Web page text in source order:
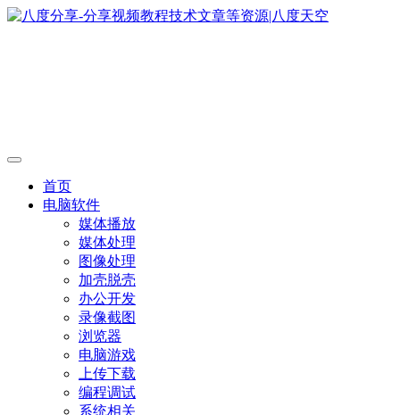
首页
电脑软件
媒体播放
媒体处理
图像处理
加壳脱壳
办公开发
录像截图
浏览器
电脑游戏
上传下载
编程调试
系统相关